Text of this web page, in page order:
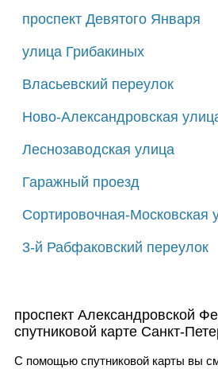
проспект Девятого Января
улица Грибакиных
Власьевский переулок
Ново-Александровская
Леснозаводская улица
Гаражный проезд
Сортировочная-Московская
3-й Рабфаковский переулок
проспект Александровской
спутниковой карте Санкт-
С помощью спутниковой карты вы